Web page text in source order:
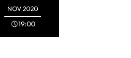
NOV2020
19:00